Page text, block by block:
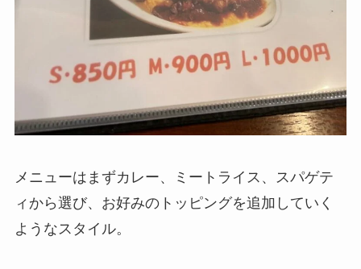
メニューはまずカレー、ミートライス、スパゲテ
ィから選び、お好みのトッピングを追加していく
ようなスタイル。